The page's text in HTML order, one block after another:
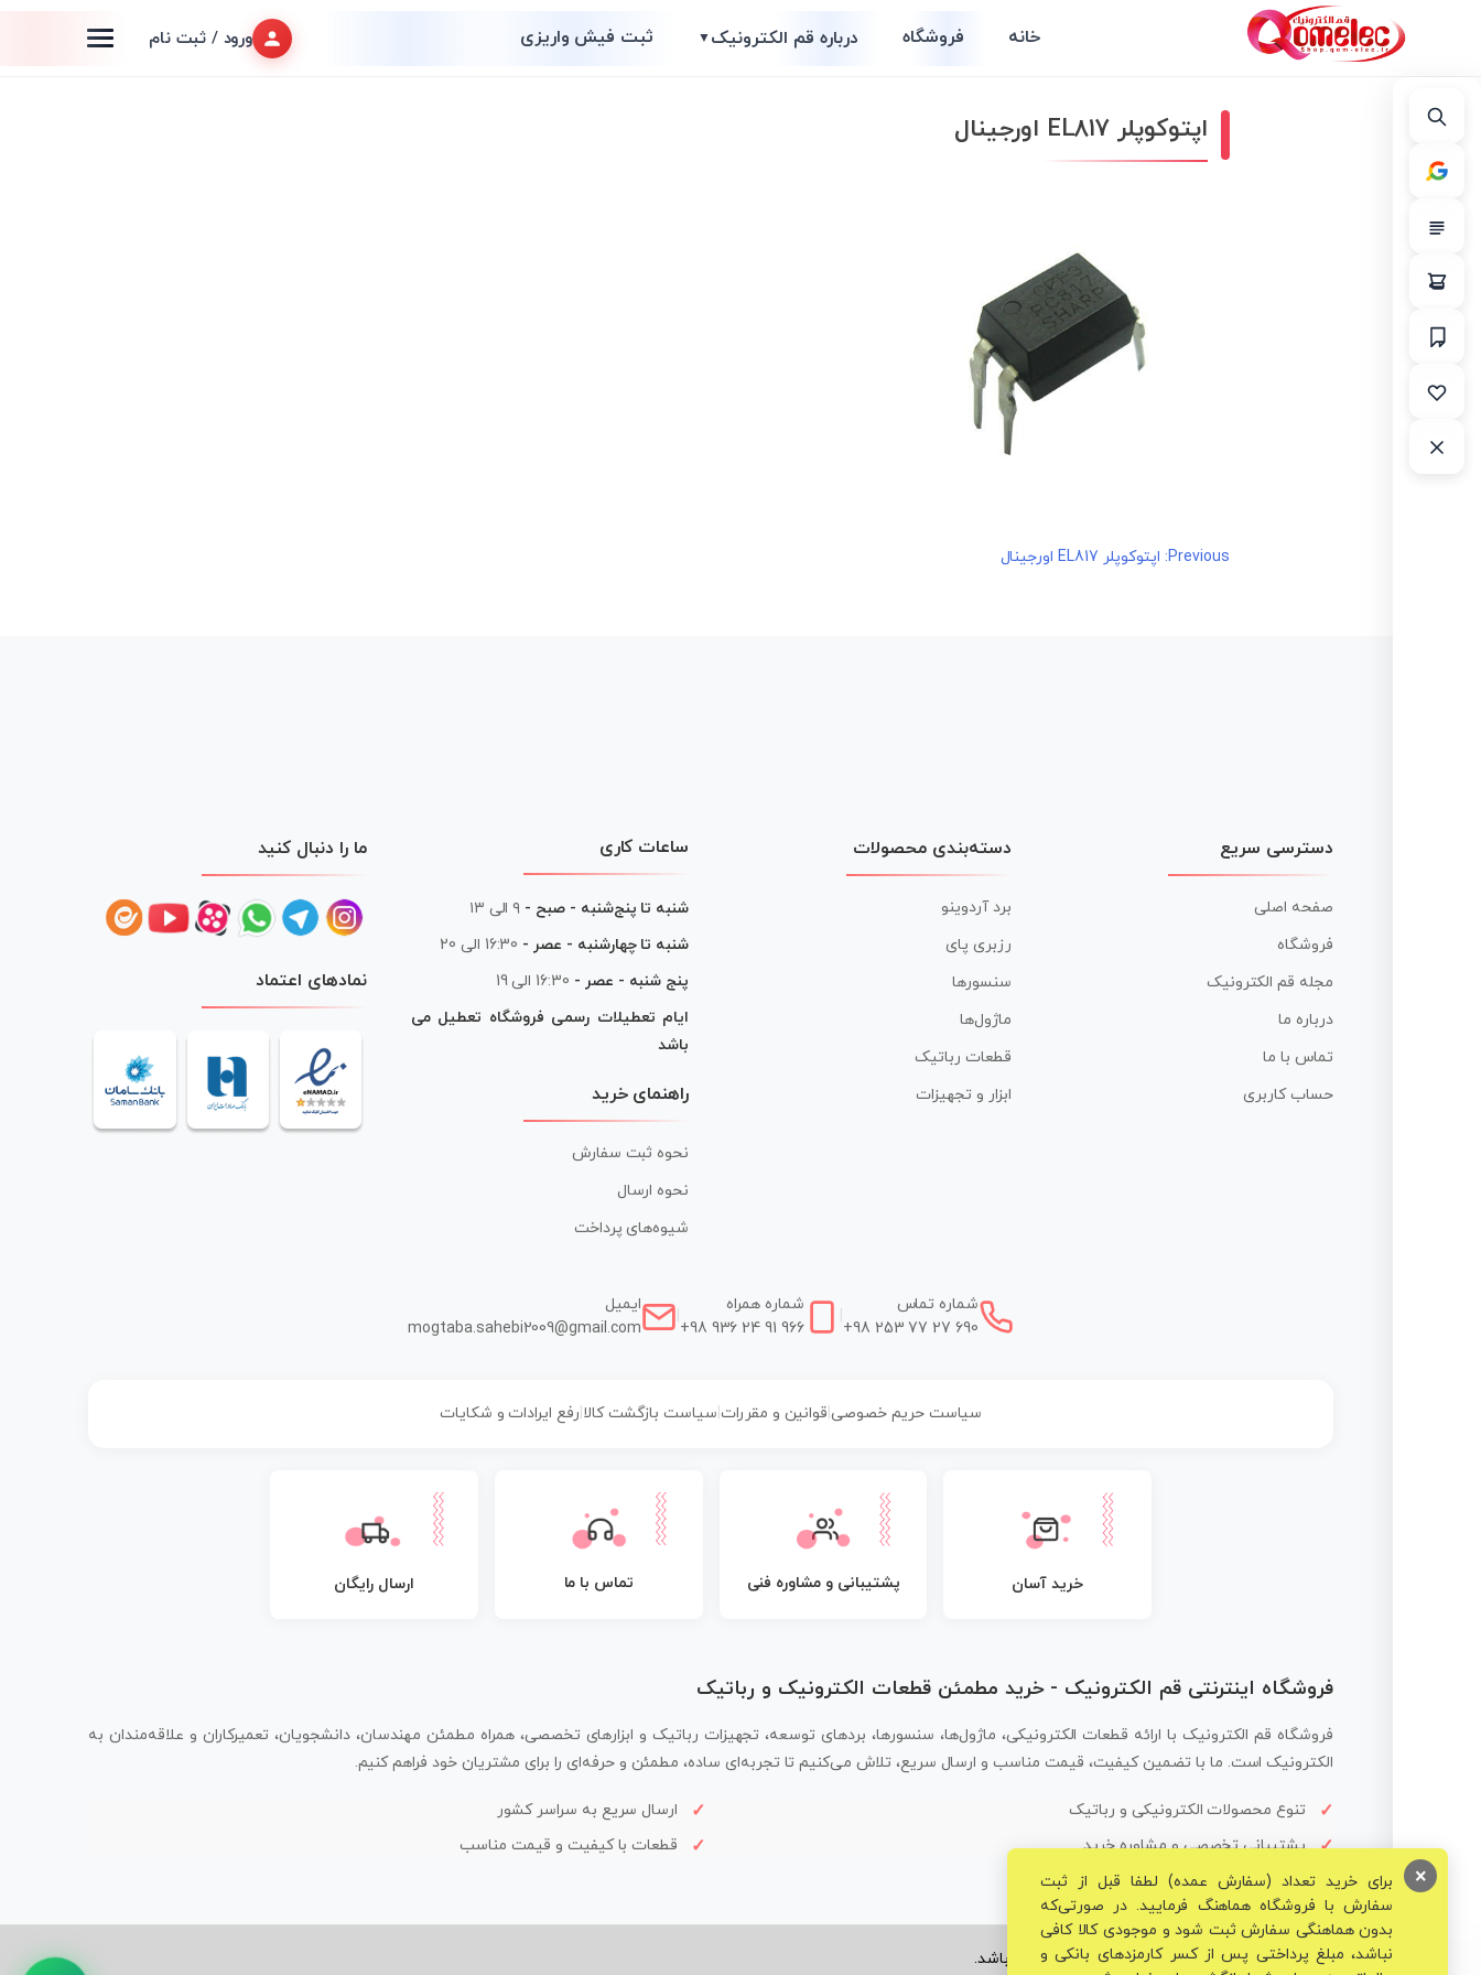
خانه فروشگاه درباره قم الکترونیک▼ ثبت فیش واریزی ورود / ثبت نام
اپتوکوپلر EL817 اورجینال
راهبری
Previous: اپتوکوپلر EL817 اورجینال
دسترسی سریع
صفحه اصلی
فروشگاه
مجله قم الکترونیک
درباره ما
تماس با ما
حساب کاربری
دسته‌بندی محصولات
برد آردوینو
رزبری پای
سنسورها
ماژول‌ها
قطعات رباتیک
ابزار و تجهیزات
ساعات کاری
شنبه تا پنج‌شنبه - صبح - ۹ الی ۱۳
شنبه تا چهارشنبه - عصر - 16:30 الی 20
پنج شنبه - عصر - 16:30 الی 19
ایام تعطیلات رسمی فروشگاه تعطیل می
باشد
راهنمای خرید
نحوه ثبت سفارش
نحوه ارسال
شیوه‌های پرداخت
ما را دنبال کنید
نمادهای اعتماد
شماره تماس
+98 253 77 27 690
شماره همراه
+98 936 24 91 966
ایمیل
mogtaba.sahebi2009@gmail.com
سیاست حریم خصوصی| قوانین و مقررات سیاست بازگشت کالا رفع ایرادات و شکایات
خرید آسان پشتیبانی و مشاوره فنی تماس با ما ارسال رایگان
فروشگاه اینترنتی قم الکترونیک - خرید مطمئن قطعات الکترونیک و رباتیک
فروشگاه قم الکترونیک با ارائه قطعات الکترونیکی، ماژول‌ها، سنسورها، بردهای توسعه، تجهیزات رباتیک و ابزارهای تخصصی، همراه مطمئن مهندسان، دانشجویان، تعمیرکاران و علاقه‌مندان به
الکترونیک است. ما با تضمین کیفیت، قیمت مناسب و ارسال سریع، تلاش می‌کنیم تا تجربه‌ای ساده، مطمئن و حرفه‌ای را برای مشتریان خود فراهم کنیم.
تنوع محصولات الکترونیکی و رباتیک
ارسال سریع به سراسر کشور
پشتیبانی تخصصی و مشاوره خرید
قطعات با کیفیت و قیمت مناسب
© تمامی حقوق برای فروشگاه تخصصی قم الکترونیک محفوظ می‌باشد.
برای خرید تعداد (سفارش عمده) لطفا قبل از ثبت
سفارش با فروشگاه هماهنگ فرمایید. در صورتی‌که
بدون هماهنگی سفارش ثبت شود و موجودی کالا کافی
نباشد، مبلغ پرداختی پس از کسر کارمزدهای بانکی و
×